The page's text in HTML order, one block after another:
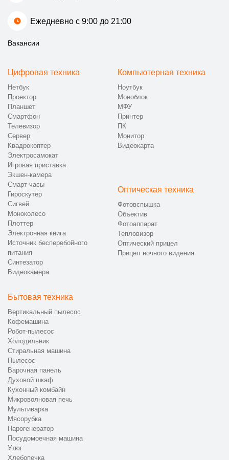
Ежедневно с 9:00 до 21:00
Вакансии
Цифровая техника
Нетбук
Проектор
Планшет
Смартфон
Телевизор
Сервер
Квадрокоптер
Электросамокат
Игровая приставка
Экшен-камера
Смарт-часы
Гироскутер
Сигвей
Моноколесо
Плоттер
Электронная книга
Источник бесперебойного
питания
Синтезатор
Видеокамера
Компьютерная техника
Ноутбук
Моноблок
МФУ
Принтер
ПК
Монитор
Видеокарта
Оптическая техника
Фотовспышка
Объектив
Фотоаппарат
Тепловизор
Оптический прицел
Прицел ночного видения
Бытовая техника
Вертикальный пылесос
Кофемашина
Робот-пылесос
Холодильник
Стиральная машина
Пылесос
Варочная панель
Духовой шкаф
Кухонный комбайн
Микроволновая печь
Мультиварка
Мясорубка
Парогенератор
Посудомоечная машина
Утюг
Хлебопечка